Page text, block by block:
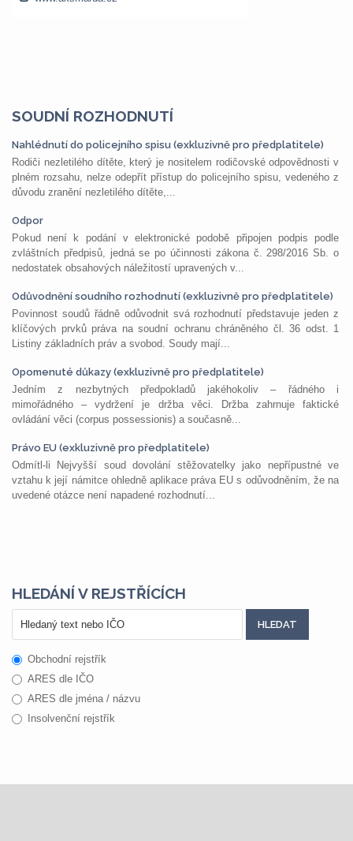
SOUDNÍ ROZHODNUTÍ
Nahlédnutí do policejního spisu (exkluzivně pro předplatitele)
Rodiči nezletilého dítěte, který je nositelem rodičovské odpovědnosti v
plném rozsahu, nelze odepřít přístup do policejního spisu, vedeného z
důvodu zranění nezletilého dítěte,...
Odpor
Pokud není k podání v elektronické podobě připojen podpis podle
zvláštních předpisů, jedná se po účinnosti zákona č. 298/2016 Sb. o
nedostatek obsahových náležitostí upravených v...
Odůvodnění soudního rozhodnutí (exkluzivně pro předplatitele)
Povinnost soudů řádně odůvodnit svá rozhodnutí představuje jeden z
klíčových prvků práva na soudní ochranu chráněného čl. 36 odst. 1
Listiny základních práv a svobod. Soudy mají...
Opomenuté důkazy (exkluzivně pro předplatitele)
Jedním z nezbytných předpokladů jakéhokoliv – řádného i
mimořádného – vydržení je držba věci. Držba zahrnuje faktické
ovládání věci (corpus possessionis) a současně...
Právo EU (exkluzivně pro předplatitele)
Odmítl-li Nejvyšší soud dovolání stěžovatelky jako nepřípustné ve
vztahu k její námitce ohledně aplikace práva EU s odůvodněním, že na
uvedené otázce není napadené rozhodnutí...
HLEDÁNÍ V REJSTŘÍCÍCH
Obchodní rejstřík
ARES dle IČO
ARES dle jména / názvu
Insolvenční rejstřík